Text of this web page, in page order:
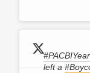
left a